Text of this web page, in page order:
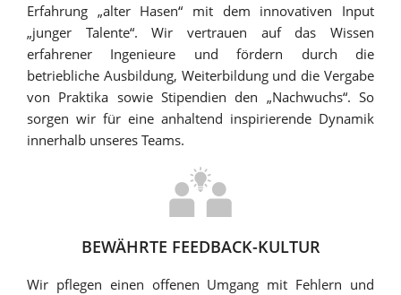
Erfahrung „alter Hasen“ mit dem innovativen Input
„junger Talente“. Wir vertrauen auf das Wissen
erfahrener Ingenieure und fördern durch die
betriebliche Ausbildung, Weiterbildung und die Vergabe
von Praktika sowie Stipendien den „Nachwuchs“. So
sorgen wir für eine anhaltend inspirierende Dynamik
innerhalb unseres Teams.
BEWÄHRTE FEEDBACK-KULTUR
Wir pflegen einen offenen Umgang mit Fehlern und